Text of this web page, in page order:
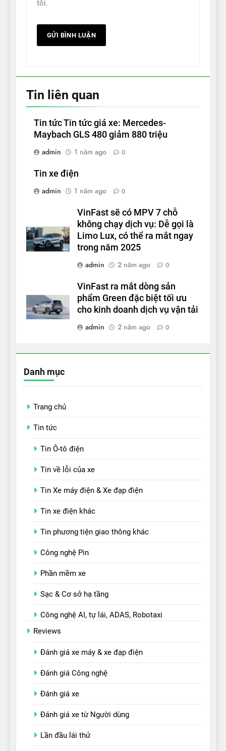
tôi.
Tin liên quan
Tin tức Tin tức giá xe: Mercedes-
Maybach GLS 480 giảm 880 triệu
admin
1 năm ago 0
Tin xe điện
admin
1 năm ago 0
VinFast sẽ có MPV 7 chỗ
không chạy dịch vụ: Dễ gọi là
Limo Lux, có thể ra mắt ngay
trong năm 2025
admin
2 năm ago 0
VinFast ra mắt dòng sản
phẩm Green đặc biệt tối ưu
cho kinh doanh dịch vụ vận tải
admin
2 năm ago 0
Danh mục
Trang chủ
Tin tức
Tin Ô-tô điện
Tin về lỗi của xe
Tin Xe máy điện & Xe đạp điện
Tin xe điện khác
Tin phương tiện giao thông khác
Công nghệ Pin
Phần mềm xe
Sạc & Cơ sở hạ tầng
Công nghệ AI, tự lái, ADAS, Robotaxi
Reviews
Đánh giá xe máy & xe đạp điện
Đánh giá Công nghệ
Đánh giá xe
Đánh giá xe từ Người dùng
Lần đầu lái thử